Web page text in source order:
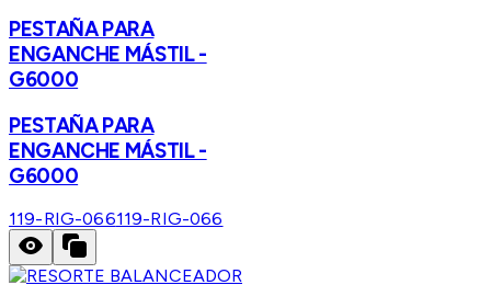
PESTAÑA PARA
ENGANCHE MÁSTIL -
G6000
PESTAÑA PARA
ENGANCHE MÁSTIL -
G6000
119-RIG-066119-RIG-066